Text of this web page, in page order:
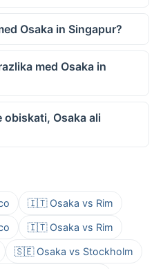
Osaka in Singapur?
med Osaka in
obiskati, Osaka ali
🇮🇹 Osaka vs Rim
🇮🇹 Osaka vs Rim
🇸🇪 Osaka vs Stockholm